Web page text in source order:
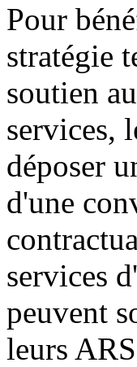
Pour
stratégie
soutien
services,
déposer
d'une
services
peuvent
leurs